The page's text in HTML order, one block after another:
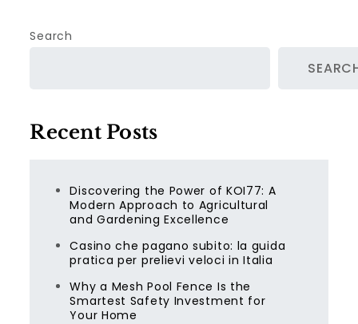
Search
Recent Posts
Discovering the Power of KOI77: A
Modern Approach to Agricultural
and Gardening Excellence
Casino che pagano subito: la guida
pratica per prelievi veloci in Italia
Why a Mesh Pool Fence Is the
Smartest Safety Investment for
Your Home